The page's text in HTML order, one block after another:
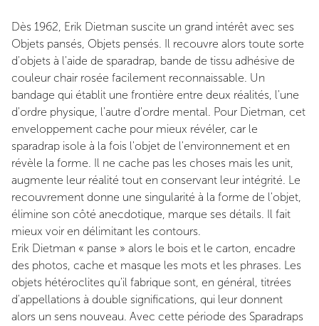
Dès 1962, Erik Dietman suscite un grand intérêt avec ses
Objets pansés, Objets pensés. Il recouvre alors toute sorte
d'objets à l'aide de sparadrap, bande de tissu adhésive de
couleur chair rosée facilement reconnaissable. Un
bandage qui établit une frontière entre deux réalités, l'une
d'ordre physique, l'autre d'ordre mental. Pour Dietman, cet
enveloppement cache pour mieux révéler, car le
sparadrap isole à la fois l'objet de l'environnement et en
révèle la forme. Il ne cache pas les choses mais les unit,
augmente leur réalité tout en conservant leur intégrité. Le
recouvrement donne une singularité à la forme de l'objet,
élimine son côté anecdotique, marque ses détails. Il fait
mieux voir en délimitant les contours.
Erik Dietman « panse » alors le bois et le carton, encadre
des photos, cache et masque les mots et les phrases. Les
objets hétéroclites qu'il fabrique sont, en général, titrées
d'appellations à double significations, qui leur donnent
alors un sens nouveau. Avec cette période des Sparadraps